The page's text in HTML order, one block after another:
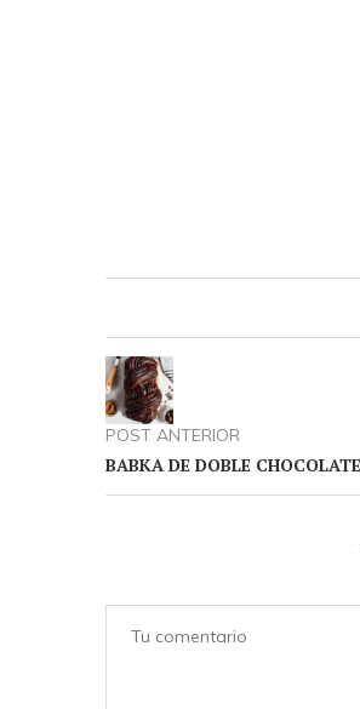
POST ANTERIOR
BABKA DE DOBLE CHOCOLATE